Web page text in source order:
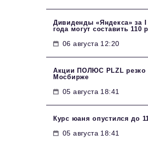
Дивиденды «Яндекса» за I
года могут составить 110
06 августа 12:20
Акции ПОЛЮС PLZL резко
Мосбирже
05 августа 18:41
Курс юаня опустился до
05 августа 18:41